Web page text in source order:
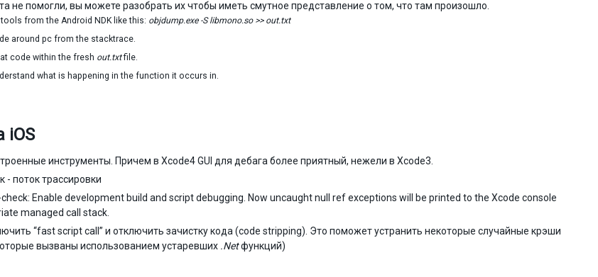
не помогли, вы можете разобрать их чтобы иметь смутное представление о том, что там произошло.
tools from the Android NDK like this: objdump.exe -S libmono.so >> out.txt
around pc from the stacktrace.
code within the fresh out.txtfile.
what is happening in the function it occurs in.
iOS
инструменты. Причем в Xcode4 GUI для дебага более приятный, нежели в Xcode3.
- поток трассировки
Enable development build and script debugging. Now uncaught null ref exceptions will be printed to the Xcode console
managed call stack.
“fast script call” и отключить зачистку кода (code stripping). Это поможет устранить некоторые случайные крэши
вызваны использованием устаревших .Netфункций)